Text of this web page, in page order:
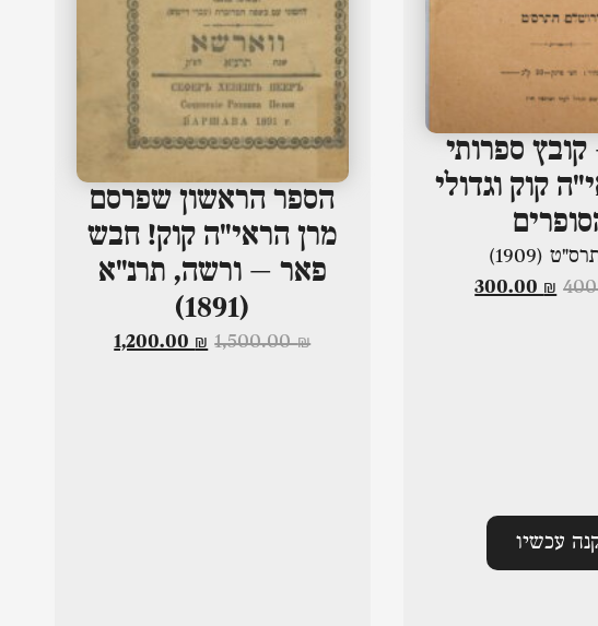
ספרותי
קוק וגדולי
(1909)
300.00 ₪
עכשיו
הספר הראשון שפרסם
מרן הראי"ה קוק! חבש
פאר – ורשה, תרנ"א
(1891)
1,500.00₪
1,200.00 ₪